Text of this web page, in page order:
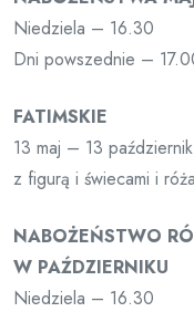
Niedziela – 16.30
Dni powszednie –
FATIMSKIE
13 maj – 13
z figurą i świecami i
NABOŻEŃSTWO
W PAŹDZIERNIKU
Niedziela – 16.30